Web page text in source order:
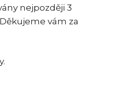
nejpozději 3
vám za